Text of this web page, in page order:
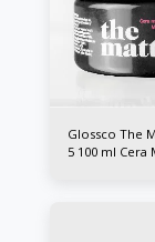
Glossco The
5 100 ml Cera Mate